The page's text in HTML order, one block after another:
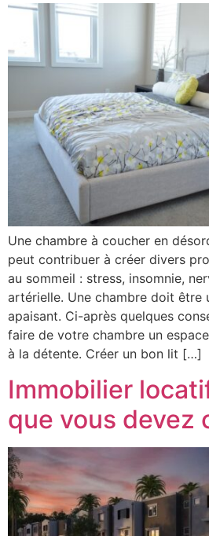
Une chambre à coucher en
peut contribuer à créer divers
au sommeil : stress, insomnie,
artérielle. Une chambre doit être
apaisant. Ci-après quelques
faire de votre chambre un
à la détente. Créer un bon lit […]
Immobilier
que vous devez